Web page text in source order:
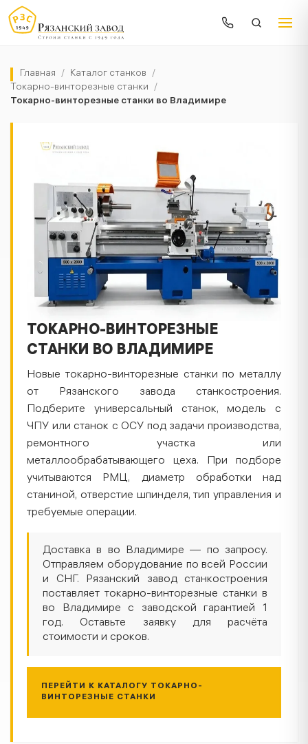
Главная / Каталог станков /
Токарно-винторезные станки /
Токарно-винторезные станки во Владимире
ТОКАРНО-ВИНТОРЕЗНЫЕ
СТАНКИ ВО ВЛАДИМИРЕ
Новые токарно-винторезные станки по металлу
от Рязанского завода станкостроения.
Подберите универсальный станок, модель с
ЧПУ или станок с ОСУ под задачи производства,
ремонтного участка или
металлообрабатывающего цеха. При подборе
учитываются РМЦ, диаметр обработки над
станиной, отверстие шпинделя, тип управления и
требуемые операции.
Доставка в во Владимире — по запросу.
Отправляем оборудование по всей России
и СНГ. Рязанский завод станкостроения
поставляет токарно-винторезные станки в
во Владимире с заводской гарантией 1
год. Оставьте заявку для расчёта
стоимости и сроков.
ПЕРЕЙТИ К КАТАЛОГУ ТОКАРНО-
ВИНТОРЕЗНЫЕ СТАНКИ